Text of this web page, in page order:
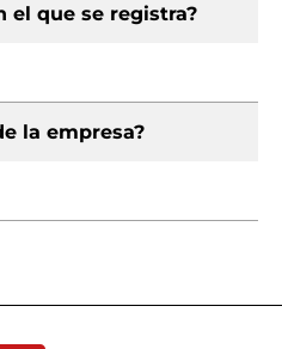
el que se registra?
la empresa?